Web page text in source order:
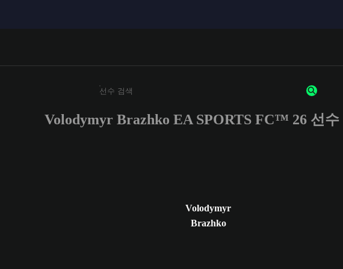
최소 3자 이상의 문자 또는 숫자를 입력하세요
Volodymyr Brazhko EA SPORTS FC™ 26 선수
Volodymyr
Brazhko